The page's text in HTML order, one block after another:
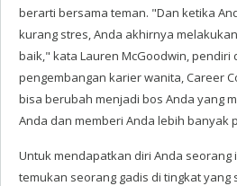
berarti bersama teman. "Dan ketika
kurang stres, Anda akhirnya
baik," kata Lauren McGoodwin, pendiri
pengembangan karier wanita, Career
bisa berubah menjadi bos Anda yang
Anda dan memberi Anda lebih banyak
Untuk mendapatkan diri Anda seorang
temukan seorang gadis di tingkat yang